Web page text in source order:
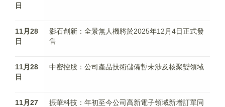
日
11月28
日
影石創新：全景無人機將於2025年12月4日正式發
售
11月28
日
中密控股：公司產品技術儲備暫未涉及核聚變領域
11月27
振華科技：年初至今公司高新電子領域新增訂單同